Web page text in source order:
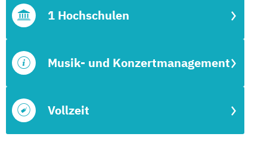
Vollzeit
Musik- und Konzertmanagement
1 Hochschulen